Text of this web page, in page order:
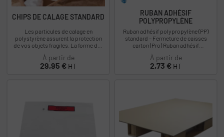
CHIPS DE CALAGE STANDARD
Les particules de calage en
polystyrène assurent la protection
de vos objets fragiles. La forme des
chips de calage permet un
emboîtement et...
À partir de
Prix
29,95 € HT
RUBAN ADHÉSIF
POLYPROPYLÈNE
Ruban adhésif polypropylène (PP)
standard – Fermeture de caisses
carton (Pro) Ruban adhésif
polypropylène (PP) pour la fermeture
manuelle de...
À partir de
Prix
2,73 € HT